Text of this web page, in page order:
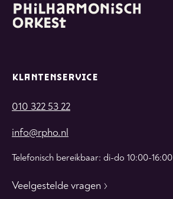
KLANTENSERVICE
010 322 53 22
info@rpho.nl
Telefonisch bereikbaar: di-do 10:00-16:00
Veelgestelde vragen